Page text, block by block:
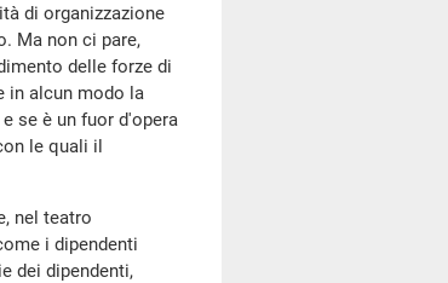
di organizzazione
Ma non ci pare,
delle forze di
in alcun modo la
se è un fuor d'opera
le quali il
nel teatro
i dipendenti
dei dipendenti,